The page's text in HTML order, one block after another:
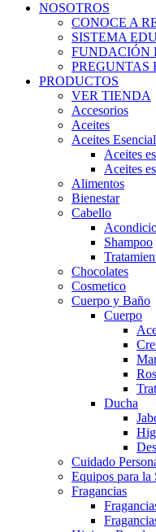
NOSOTROS
CONOCE A
SISTEMA
FUNDACIÓN
PREGUNTAS
PRODUCTOS
VER TIENDA
Accesorios
Aceites
Aceites
Aceites
Aceites
Alimentos
Bienestar
Cabello
Shampoo
Chocolates
Cosmetico
Cuerpo y Baño
Cuerpo
Ducha
Cuidado
Equipos para la
Fragancias